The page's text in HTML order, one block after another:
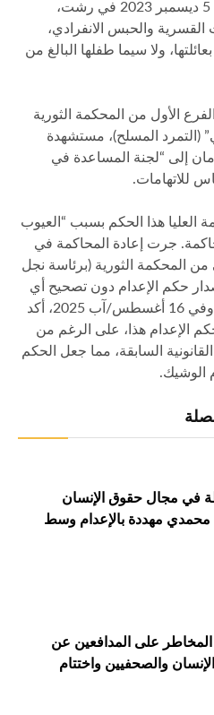
حكم الإعدام فيها. اعتقلت في 5 ديسمبر 2023 في رشت،
والحبس الانفرادي،
ولا سيما طفلها البالغ من
عليها الفرع الأول من المحكمة الثورية
(التمرد المسلح)، مستشهدة
إلى “لجنة المساعدة في
للاتهامات.
المحكمة العليا هذا الحكم بسبب “العيوب
جرت إعادة المحاكمة في
الثاني من المحكمة الثورية (برئاسة نجل
حكم الإعدام دون تصحيح أي
من العيوب الإجرائية السابقة. وفي 16 أغسطس/آب 2025، أكد
حكم الإعدام هذا، على الرغم من
السابقة، مما جعل الحكم
الوشيك.
في مجال حقوق الإنسان
مهددة بالإعدام وسط
متواصلة
على المدافعين عن
والصحفيين واختتام
الدوري الشامل في الأمم